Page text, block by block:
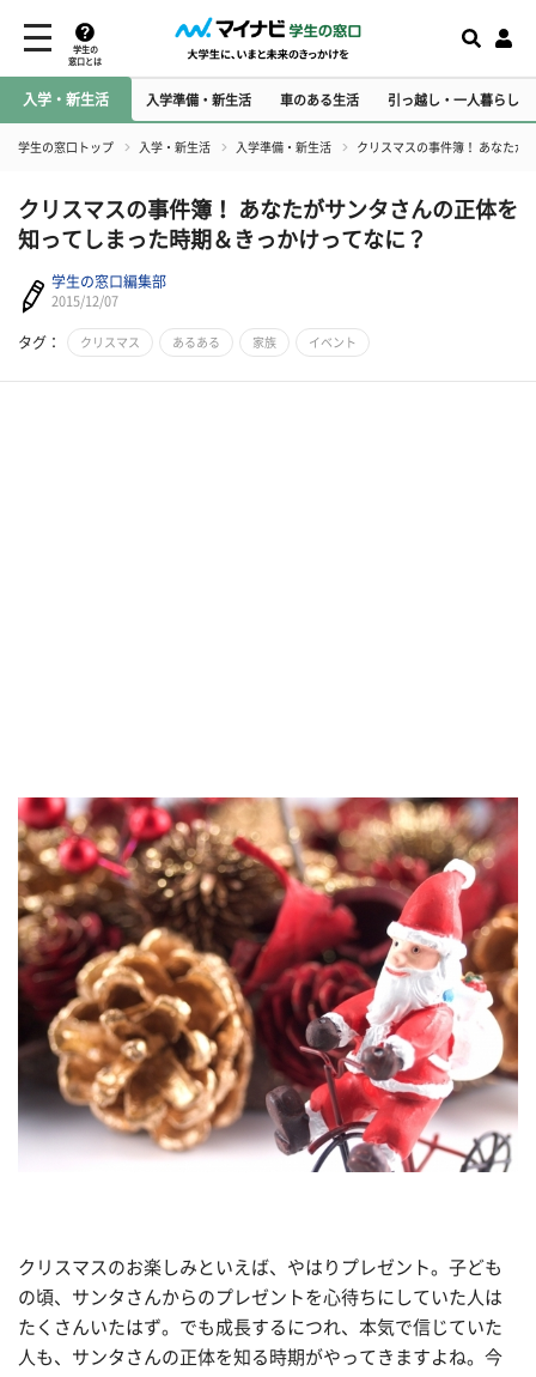
学生の
窓口とは
入学・新生活 入学準備・新生活 車のある生活 引っ越し・一人暮らし
学生の窓口トップ 入学・新生活 入学準備・新生活 クリスマスの事件簿！ あなたが
クリスマスの事件簿！ あなたがサンタさんの正体を
知ってしまった時期＆きっかけってなに？
学生の窓口編集部
2015/12/07
タグ： クリスマス あるある 家族 イベント
クリスマスのお楽しみといえば、やはりプレゼント。子ども
の頃、サンタさんからのプレゼントを心待ちにしていた人は
たくさんいたはず。でも成長するにつれ、本気で信じていた
人も、サンタさんの正体を知る時期がやってきますよね。今